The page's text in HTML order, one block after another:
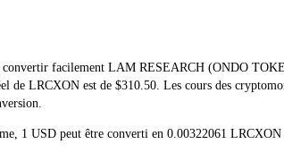
convertir facilement LAM RESEARCH (ONDO
LRCXON est de $310.50. Les cours des
1 USD peut être converti en 0.00322061